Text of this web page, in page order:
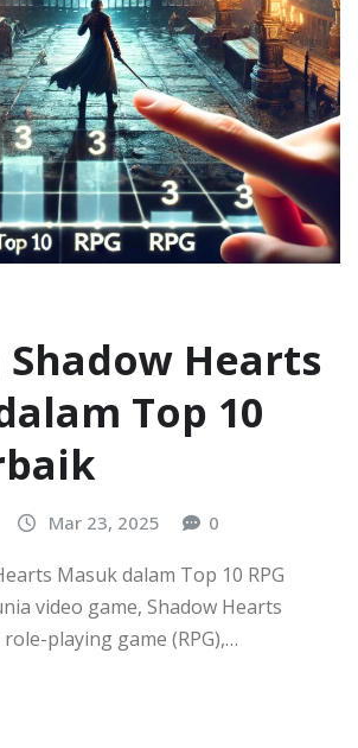
Hearts
Top 10
Mar 23, 2025 0
Masuk dalam Top 10 RPG
video game, Shadow Hearts
playing game (RPG),…